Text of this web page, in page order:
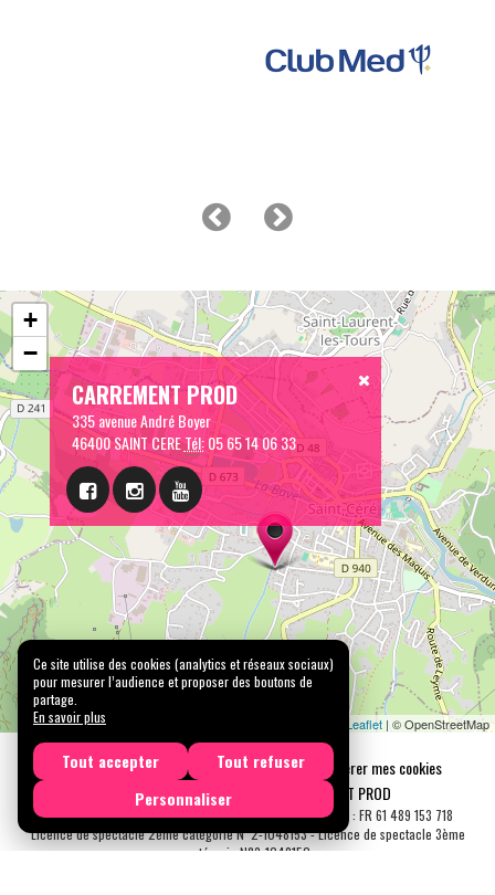
CARREMENT PROD
335 avenue André Boyer
46400 SAINT CERETél:05 65 14 06 33
+
−
Leaflet | © OpenStreetMap
Mentions légales Confidentialité
Gérer mes cookies
Tous droits réservés © 2026 |
CARREMENT PROD
N° SIRET : 489 153 718 00031 - APE : 9001 Z - N° TVA Int. : FR 61 489 153 718
Licence de spectacle 2ème catégorie N°2-1048153 - Licence de spectacle 3ème
catégorie N°3-1048152
Ce site utilise des cookies (analytics et réseaux sociaux)
pour mesurer l’audience et proposer des boutons de
partage.
En savoir plus
Tout accepter
Tout refuser
Personnaliser